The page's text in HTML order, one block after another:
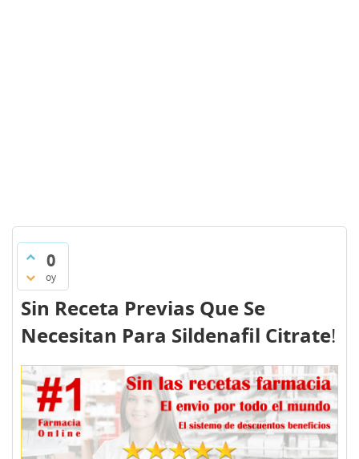
0
oy
Sin Receta Previas Que Se
Necesitan Para Sildenafil Citrate!